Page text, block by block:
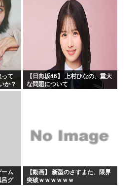
て
か？
なり
【日向坂46】 上村ひなの、重大
な問題について
ーム
呂グ
【動画】 新型のさすまた、限界
突破ｗｗｗｗｗｗ